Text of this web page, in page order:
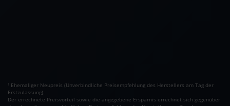
1 Ehemaliger Neupreis (Unverbindliche Preisempfehlung des Herstellers am Tag der
Erstzulassung).
Der errechnete Preisvorteil sowie die angegebene Ersparnis errechnet sich gegenüber